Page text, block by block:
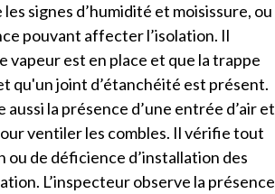
signes d’humidité et moisissure, ou
pouvant affecter l’isolation. Il
vapeur est en place et que la trappe
qu'un joint d’étanchéité est présent.
aussi la présence d’une entrée d’air et
ventiler les combles. Il vérifie tout
ou de déficience d’installation des
L’inspecteur observe la présence